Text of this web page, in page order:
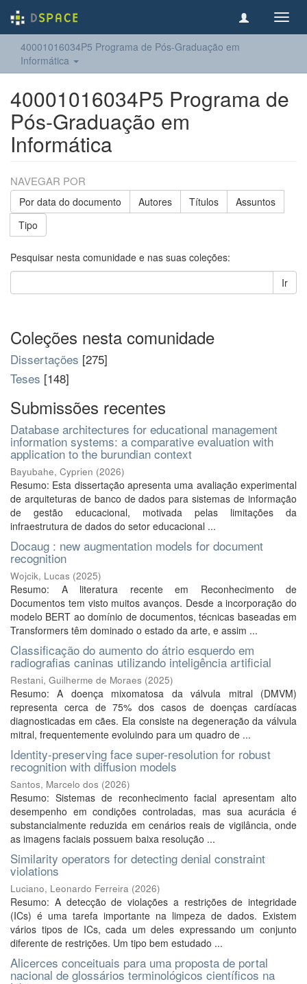
40001016034P5 Programa de Pós-Graduação em
Informática
40001016034P5 Programa de
Pós-Graduação em
Informática
NAVEGAR POR
Por data do documento Autores Títulos
Assuntos
Tipo
Pesquisar nesta comunidade e nas suas coleções:
Ir
Coleções nesta comunidade
Dissertações [275]
Teses [148]
Submissões recentes
Database architectures for educational management
information systems: a comparative evaluation with
application to the burundian context
Bayubahe, Cyprien (2026)
Resumo: Esta dissertação apresenta uma avaliação experimental
de arquiteturas de banco de dados para sistemas de informação
de gestão educacional, motivada pelas limitações da
infraestrutura de dados do setor educacional ...
Docaug : new augmentation models for document
recognition
Wojcik, Lucas (2025)
Resumo: A literatura recente em Reconhecimento de
Documentos tem visto muitos avanços. Desde a incorporação do
modelo BERT ao domínio de documentos, técnicas baseadas em
Transformers têm dominado o estado da arte, e assim ...
Classificação do aumento do átrio esquerdo em
radiografias caninas utilizando inteligência artificial
Restani, Guilherme de Moraes (2025)
Resumo: A doença mixomatosa da válvula mitral (DMVM)
representa cerca de 75% dos casos de doenças cardíacas
diagnosticadas em cães. Ela consiste na degeneração da válvula
mitral, frequentemente evoluindo para um quadro de ...
Identity-preserving face super-resolution for robust
recognition with diffusion models
Santos, Marcelo dos (2026)
Resumo: Sistemas de reconhecimento facial apresentam alto
desempenho em condições controladas, mas sua acurácia é
substancialmente reduzida em cenários reais de vigilância, onde
as imagens faciais possuem baixa resolução ...
Similarity operators for detecting denial constraint
violations
Luciano, Leonardo Ferreira (2026)
Resumo: A detecção de violações a restrições de integridade
(ICs) é uma tarefa importante na limpeza de dados. Existem
vários tipos de ICs, cada um deles expressando um conjunto
diferente de restrições. Um tipo bem estudado ...
Alicerces conceituais para uma proposta de portal
nacional de glossários terminológicos científicos na